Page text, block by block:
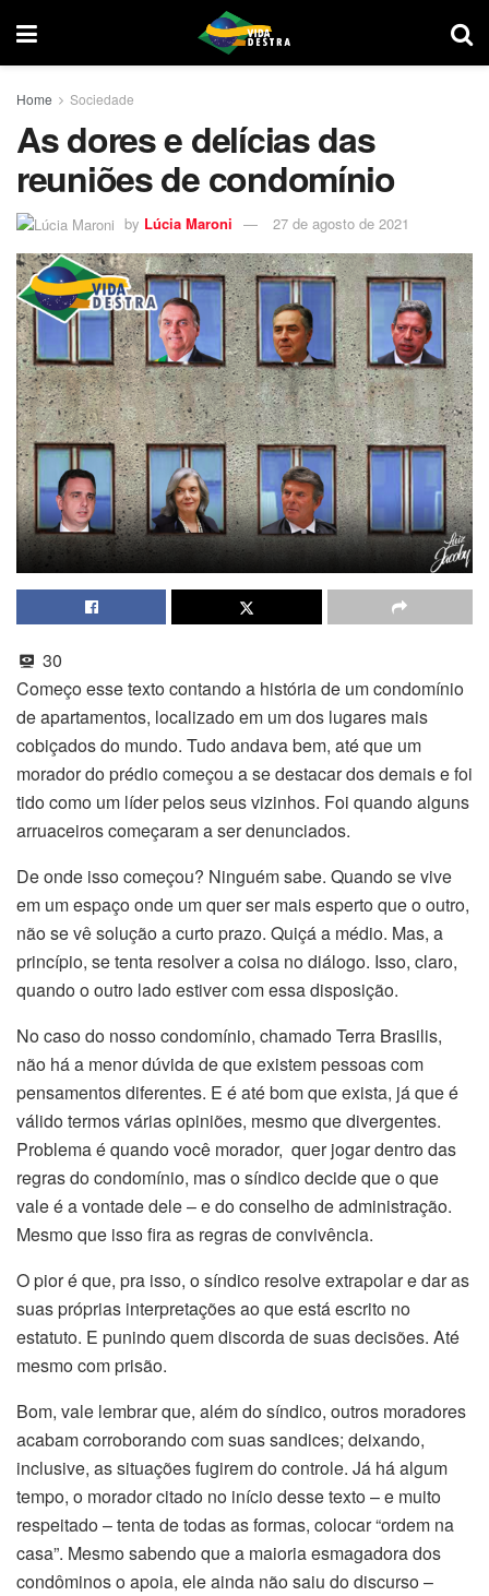
Home Sociedade
As dores e delícias das
reuniões de condomínio
by Lúcia Maroni 27 de agosto de 2021
30
Começo esse texto contando a história de um condomínio
de apartamentos, localizado em um dos lugares mais
cobiçados do mundo. Tudo andava bem, até que um
morador do prédio começou a se destacar dos demais e foi
tido como um líder pelos seus vizinhos. Foi quando alguns
arruaceiros começaram a ser denunciados.
De onde isso começou? Ninguém sabe. Quando se vive
em um espaço onde um quer ser mais esperto que o outro,
não se vê solução a curto prazo. Quiçá a médio. Mas, a
princípio, se tenta resolver a coisa no diálogo. Isso, claro,
quando o outro lado estiver com essa disposição.
No caso do nosso condomínio, chamado Terra Brasilis,
não há a menor dúvida de que existem pessoas com
pensamentos diferentes. E é até bom que exista, já que é
válido termos várias opiniões, mesmo que divergentes.
Problema é quando você morador, quer jogar dentro das
regras do condomínio, mas o síndico decide que o que
vale é a vontade dele – e do conselho de administração.
Mesmo que isso fira as regras de convivência.
O pior é que, pra isso, o síndico resolve extrapolar e dar as
suas próprias interpretações ao que está escrito no
estatuto. E punindo quem discorda de suas decisões. Até
mesmo com prisão.
Bom, vale lembrar que, além do síndico, outros moradores
acabam corroborando com suas sandices; deixando,
inclusive, as situações fugirem do controle. Já há algum
tempo, o morador citado no início desse texto – e muito
respeitado – tenta de todas as formas, colocar “ordem na
casa”. Mesmo sabendo que a maioria esmagadora dos
condôminos o apoia, ele ainda não saiu do discurso –